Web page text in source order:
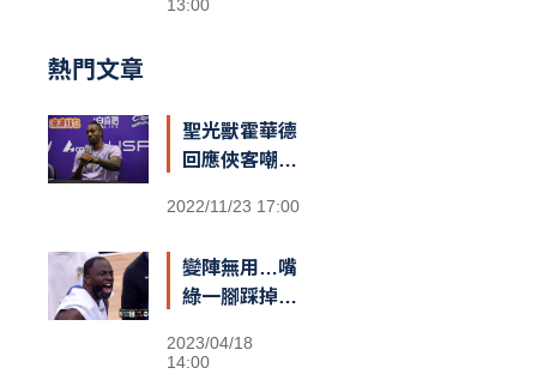
13:00
熱門文章
聖光獸霍華德
回應俠客嘲諷
仇恨！我擁有
隊友，台灣給
我一對翅膀」
2022/11/23 17:00
變陣無用…嘴
綠一腳踩掉勇
2023/04/18
14:00